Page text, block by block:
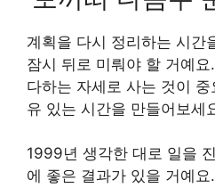
계획을 다시 정리하는 시간
잠시 뒤로 미뤄야 할 거예
다하는 자세로 사는 것이
유 있는 시간을 만들어보세
1999년 생각한 대로 일을
에 좋은 결과가 있을 거예